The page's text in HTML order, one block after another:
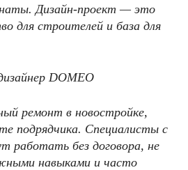
Дизайн-проект — это
для строителей и база для
DOMEO
ремонт в новостройке,
подрядчика. Специалисты с
работать без договора, не
навыками и часто